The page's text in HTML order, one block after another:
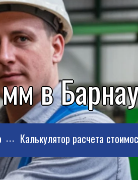
в
Калькулятор расчета